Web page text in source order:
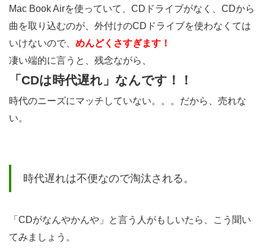
Mac Book Airを使っていて、CDドライブがなく、CDから
曲を取り込むのが、外付けのCDドライブを使わなくては
いけないので、 めんどくさすぎます！
凄い端的に言うと、残念ながら、
「CDは時代遅れ」なんです！！
時代のニーズにマッチしていない。。。だから、売れな
い。
時代遅れは不便なので淘汰される。
「CDがなんやかんや」と言う人がもしいたら、こう聞い
てみましょう。